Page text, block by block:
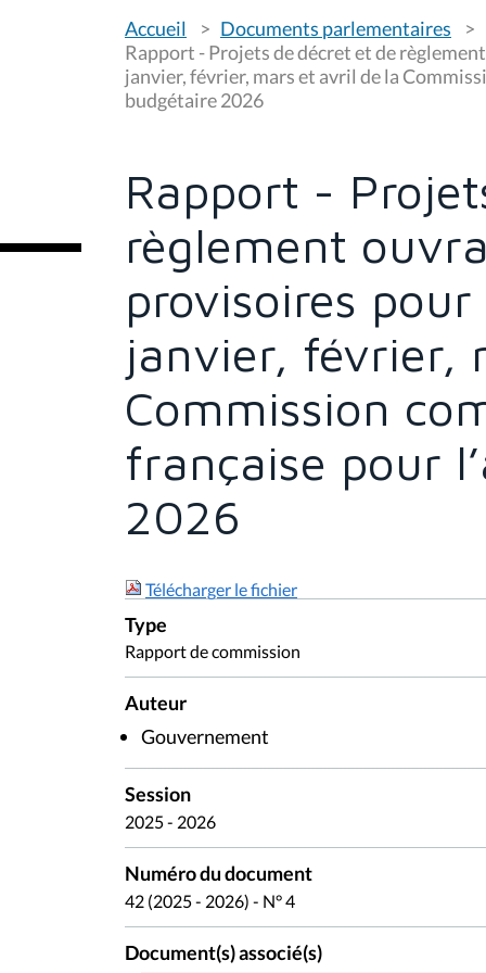
o
u
s
ê
t
Accueil
Documents parlementaires
Rapport - Projets de décret et de
janvier, février, mars et avril de la
budgétaire 2026
Rapport -
règlement
provisoires
janvier, février,
Commission
française pour
2026
Télécharger le fichier
Type
Rapport de commission
Auteur
Gouvernement
Session
2025 - 2026
Numéro du document
42 (2025 - 2026) - N° 4
Document(s) associé(s)